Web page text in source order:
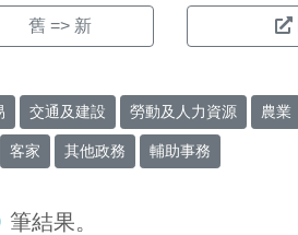
舊 => 新
交通及建設 勞動及人力資源 農業
客家 其他政務 輔助事務
筆結果。